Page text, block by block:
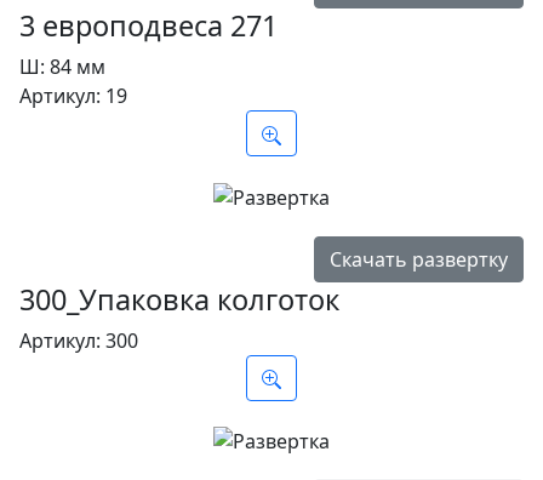
3 европодвеса 271
Ш: 84 мм
Артикул: 19
Скачать развертку
300_Упаковка колготок
Артикул: 300